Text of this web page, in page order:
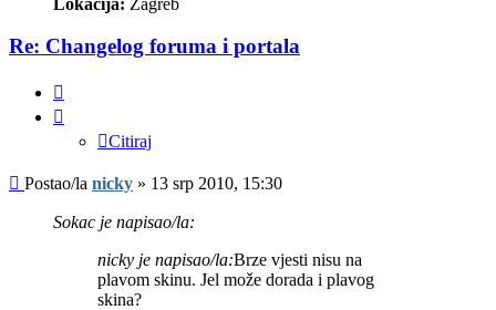
Re: Changelog foruma i portala
Citiraj
Post
Postao/la nicky » 13 srp 2010, 15:30
Sokac je napisao/la:
nicky je napisao/la:Brze vjesti nisu na
plavom skinu. Jel može dorada i plavog
skina?